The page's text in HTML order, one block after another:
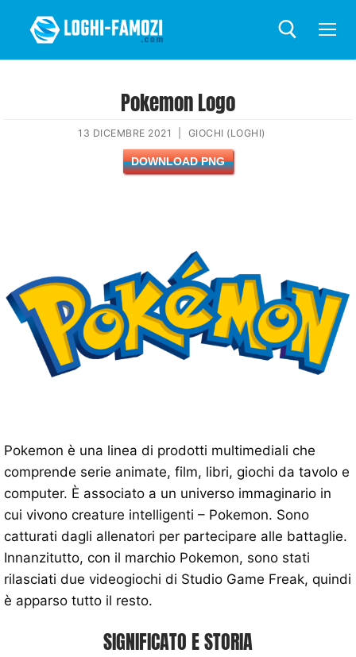
Pokemon Logo
13 DICEMBRE 2021 GIOCHI (LOGHI)
DOWNLOAD PNG
Pokemon è una linea di prodotti multimediali che
comprende serie animate, film, libri, giochi da tavolo e
computer. È associato a un universo immaginario in
cui vivono creature intelligenti – Pokemon. Sono
catturati dagli allenatori per partecipare alle battaglie.
Innanzitutto, con il marchio Pokemon, sono stati
rilasciati due videogiochi di Studio Game Freak, quindi
è apparso tutto il resto.
SIGNIFICATO E STORIA